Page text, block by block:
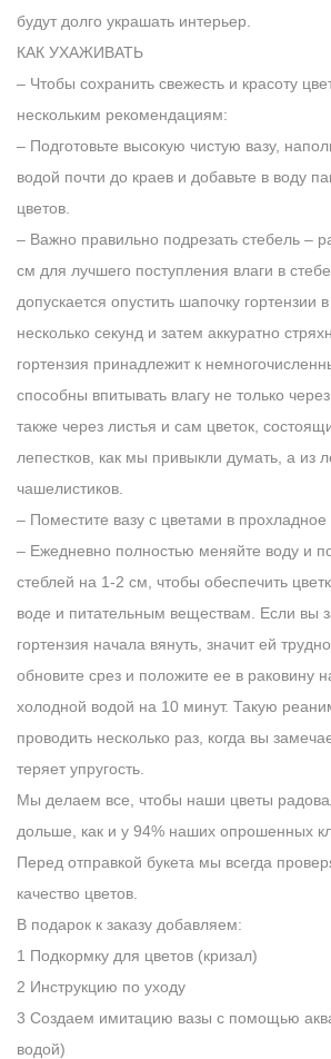
будут долго украшать интерьер.
КАК УХАЖИВАТЬ
– Чтобы сохранить свежесть и красоту
нескольким рекомендациям:
– Подготовьте высокую чистую вазу,
водой почти до краев и добавьте в воду
цветов.
– Важно правильно подрезать стебель –
см для лучшего поступления влаги в
допускается опустить шапочку гортензии
несколько секунд и затем аккуратно
гортензия принадлежит к
способны впитывать влагу не только
также через листья и сам цветок,
лепестков, как мы привыкли думать, а из
чашелистиков.
– Поместите вазу с цветами в прохладное
– Ежедневно полностью меняйте воду и
стеблей на 1-2 см, чтобы обеспечить
воде и питательным веществам. Если вы
гортензия начала вянуть, значит ей
обновите срез и положите ее в раковину
холодной водой на 10 минут. Такую
проводить несколько раз, когда вы
теряет упругость.
Мы делаем все, чтобы наши цветы
дольше, как и у 94% наших опрошенных
Перед отправкой букета мы всегда
качество цветов.
В подарок к заказу добавляем:
1 Подкормку для цветов (кризал)
2 Инструкцию по уходу
3 Создаем имитацию вазы с помощью
водой)